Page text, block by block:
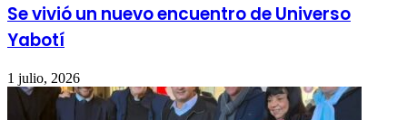
Se vivió un nuevo encuentro de Universo
Yabotí
1 julio, 2026